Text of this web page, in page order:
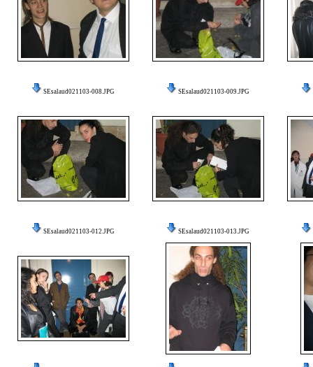
SEsalaud021103-008.JPG SEsalaud021103-009.JPG
SEsalaud021103-012.JPG SEsalaud021103-013.JPG